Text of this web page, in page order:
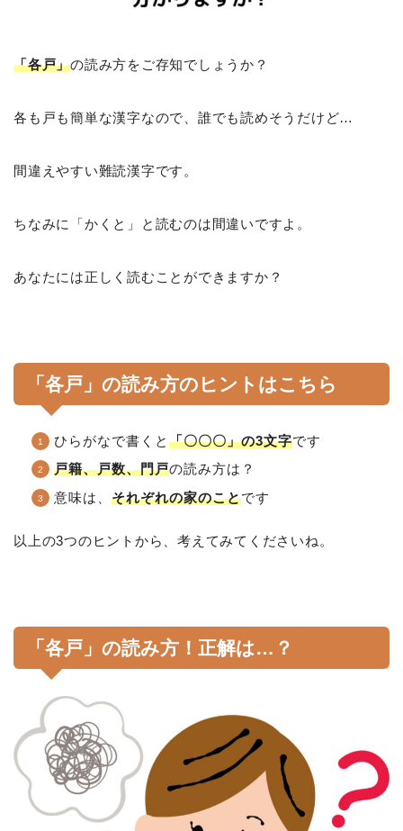
「各戸」の読み方をご存知でしょうか？
各も戸も簡単な漢字なので、誰でも読めそうだけど…
間違えやすい難読漢字です。
ちなみに「かくと」と読むのは間違いですよ。
あなたには正しく読むことができますか？
「各戸」の読み方のヒントはこちら
ひらがなで書くと 「〇〇〇」の3文字です
戸籍、戸数、門戸の読み方は？
意味は、 それぞれの家のことです
以上の3つのヒントから、考えてみてくださいね。
「各戸」の読み方！正解は…？